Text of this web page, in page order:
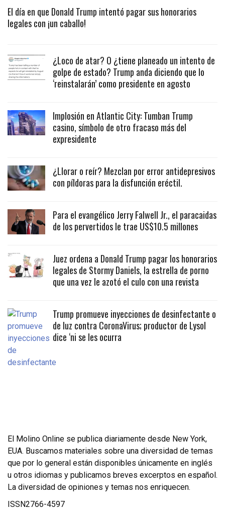
El día en que Donald Trump intentó pagar sus honorarios
legales con ¡un caballo!
¿Loco de atar? O ¿tiene planeado un intento de
golpe de estado? Trump anda diciendo que lo
‘reinstalarán’ como presidente en agosto
Implosión en Atlantic City: Tumban Trump
casino, símbolo de otro fracaso más del
expresidente
¿Llorar o reír? Mezclan por error antidepresivos
con píldoras para la disfunción eréctil.
Para el evangélico Jerry Falwell Jr., el paracaidas
de los pervertidos le trae US$10.5 millones
Juez ordena a Donald Trump pagar los honorarios
legales de Stormy Daniels, la estrella de porno
que una vez le azotó el culo con una revista
Trump promueve inyecciones de desinfectante o
de luz contra CoronaVirus; productor de Lysol
dice ‘ni se les ocurra
El Molino Online se publica diariamente desde New York,
EUA. Buscamos materiales sobre una diversidad de temas
que por lo general están disponibles únicamente en inglés
u otros idiomas y publicamos breves excerptos en español.
La diversidad de opiniones y temas nos enriquecen.
ISSN2766-4597